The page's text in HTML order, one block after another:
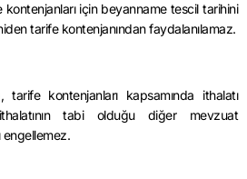
kontenjanları için beyanname tescil tarihini
tarife kontenjanından faydalanılamaz.
tarife kontenjanları kapsamında ithalatı
tabi olduğu diğer mevzuat
engellemez.